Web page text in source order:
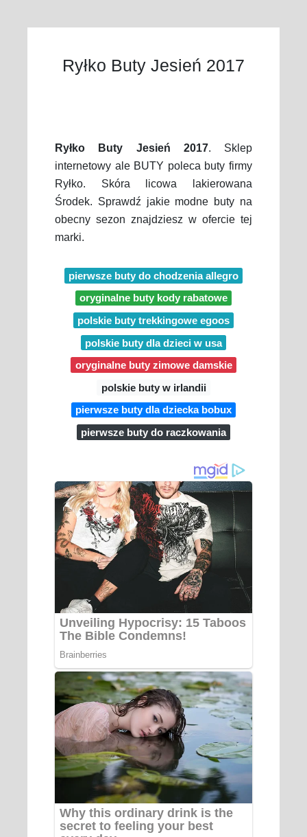
Ryłko Buty Jesień 2017
Ryłko Buty Jesień 2017. Sklep
internetowy ale BUTY poleca buty firmy
Ryłko. Skóra licowa lakierowana
Środek. Sprawdź jakie modne buty na
obecny sezon znajdziesz w ofercie tej
marki.
pierwsze buty do chodzenia allegro
oryginalne buty kody rabatowe
polskie buty trekkingowe egoos
polskie buty dla dzieci w usa
oryginalne buty zimowe damskie
polskie buty w irlandii
pierwsze buty dla dziecka bobux
pierwsze buty do raczkowania